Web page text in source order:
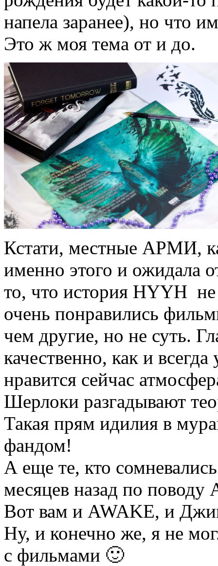
напела заранее), но что
Это ж моя тема от и до.
Кстати, местные АРМИ,
именно этого и ожидала
то, что история HYYH
очень понравились
чем другие, но не суть.
качественно, как и
нравится сейчас
Шерлоки разгадывают
Такая прям идилия в
фандом!
А еще те, кто
месяцев назад по поводу
Вот вам и AWAKE, и
Ну, и конечно же, я не
с фильмами 🙂